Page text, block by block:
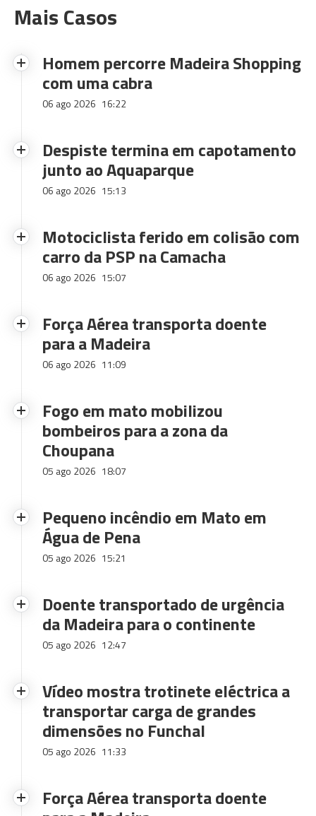
Mais Casos
Homem percorre Madeira Shopping
com uma cabra
06 ago 2026 16:22
Despiste termina em capotamento
junto ao Aquaparque
06 ago 2026 15:13
Motociclista ferido em colisão com
carro da PSP na Camacha
06 ago 2026 15:07
Força Aérea transporta doente
para a Madeira
06 ago 2026 11:09
Fogo em mato mobilizou
bombeiros para a zona da
Choupana
05 ago 2026 18:07
Pequeno incêndio em Mato em
Água de Pena
05 ago 2026 15:21
Doente transportado de urgência
da Madeira para o continente
05 ago 2026 12:47
Vídeo mostra trotinete eléctrica a
transportar carga de grandes
dimensões no Funchal
05 ago 2026 11:33
Força Aérea transporta doente